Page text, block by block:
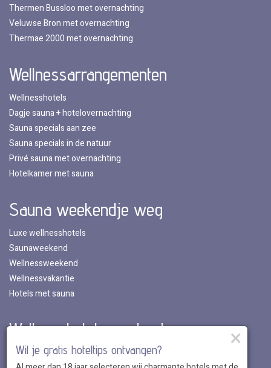
Thermen Bussloo met overnachting
Veluwse Bron met overnachting
Thermae 2000 met overnachting
Wellnessarrangementen
Wellnesshotels
Dagje sauna + hotelovernachting
Sauna specials aan zee
Sauna specials in de natuur
Privé sauna met overnachting
Hotelkamer met sauna
Sauna weekendje weg
Luxe wellnesshotels
Saunaweekend
Wellnessweekend
Wellnessvakantie
Hotels met sauna
Wellnesshotels per land
Wellnesshotels in Nederland
×
Wil je gratis hoteltips ontvangen?